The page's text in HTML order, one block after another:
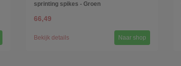
sprinting spikes - Groen
66,49
Bekijk details Naar shop